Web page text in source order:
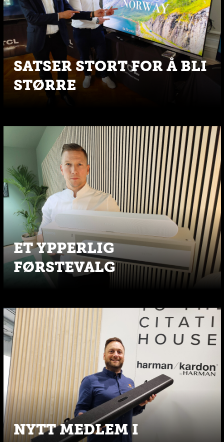
SATSER STORT FOR Å BLI
STØRRE
ET YPPERLIG
FØRSTEVALG
NYTT MEDLEM I